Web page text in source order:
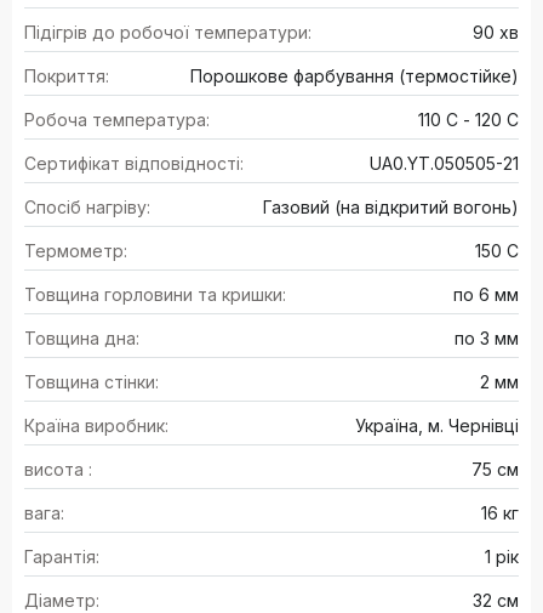
Підігрів до робочої температури: 90 хв
Покриття: Порошкове фарбування (термостійке)
Робоча температура: 110 С - 120 С
Сертифікат відповідності: UA0.YT.050505-21
Спосіб нагріву: Газовий (на відкритий вогонь)
Термометр: 150 С
Товщина горловини та кришки: по 6 мм
Товщина дна: по 3 мм
Товщина стінки: 2 мм
Країна виробник: Україна, м. Чернівці
висота : 75 см
вага: 16 кг
Гарантія: 1 рік
Діаметр: 32 см